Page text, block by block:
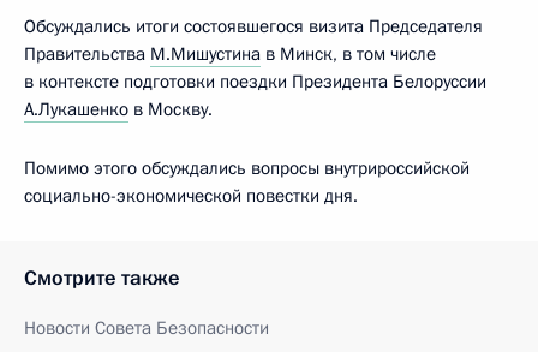
Обсуждались итоги состоявшегося визита Председателя
Правительства М.Мишустина в Минск, в том числе
в контексте подготовки поездки Президента Белоруссии
А.Лукашенко в Москву.
Помимо этого обсуждались вопросы внутрироссийской
социально-экономической повестки дня.
Смотрите также
Новости Совета Безопасности